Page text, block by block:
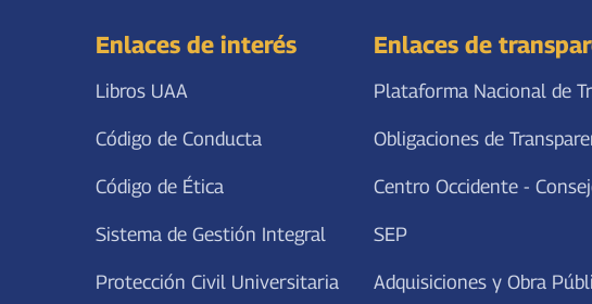
Enlaces de interés
Libros UAA
Código de Conducta
Código de Ética
Sistema de Gestión Integral
Protección Civil Universitaria
Enlaces de
Plataforma Nacional de
Obligaciones de
Centro Occidente -
SEP
Adquisiciones y Obra